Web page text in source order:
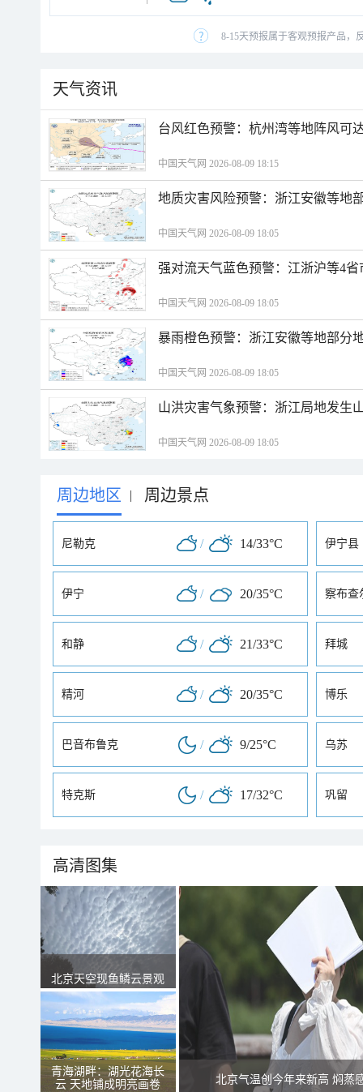
8-15天预报属于客观预报产品，
天气资讯
台风红色预警：杭州湾等地阵风可
中国天气网 2026-08-09 18:15
地质灾害风险预警：浙江安徽等地
中国天气网 2026-08-09 18:05
强对流天气蓝色预警：江浙沪等4
中国天气网 2026-08-09 18:05
暴雨橙色预警：浙江安徽等地部分
中国天气网 2026-08-09 18:05
山洪灾害气象预警：浙江局地发生
中国天气网 2026-08-09 18:05
周边地区 | 周边景点
尼勒克 / 14/33°C 伊宁县
伊宁 / 20/35°C 察布查
和静 / 21/33°C 拜城
精河 / 20/35°C 博乐
巴音布鲁克 / 9/25°C 乌苏
特克斯 / 17/32°C 巩留
高清图集
北京天空现鱼鳞云景观
青海湖畔：湖光花海长
云 天地铺成明亮画卷
北京气温创今年来新高 焖蒸